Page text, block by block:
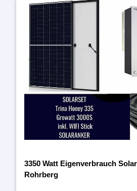
3350 Watt Eigenverbrauch
Rohrberg